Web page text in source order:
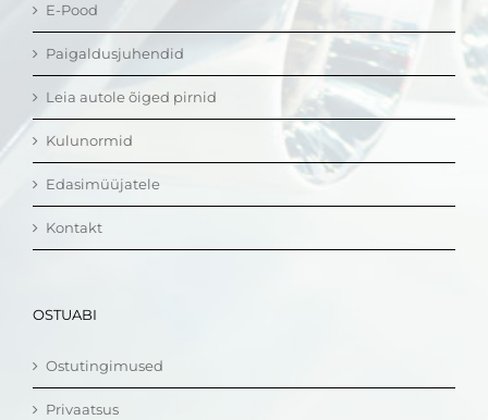
E-Pood
Paigaldusjuhendid
Leia autole õiged pirnid
Kulunormid
Edasimüüjatele
Kontakt
OSTUABI
Ostutingimused
Privaatsus